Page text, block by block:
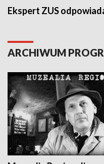
Ekspert ZUS
ARCHIWUM